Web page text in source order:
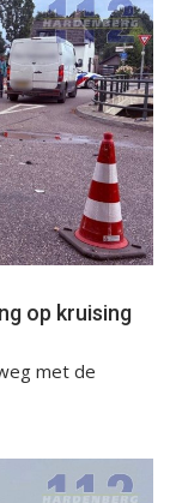
op kruising
met de